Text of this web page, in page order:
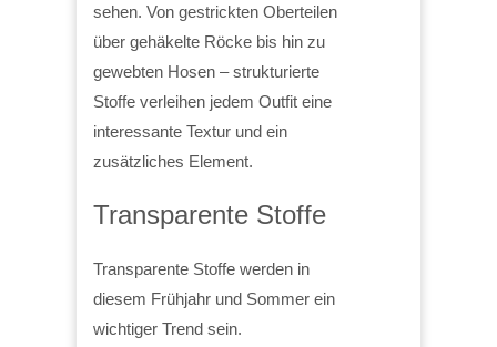
sehen. Von gestrickten Oberteilen
über gehäkelte Röcke bis hin zu
gewebten Hosen – strukturierte
Stoffe verleihen jedem Outfit eine
interessante Textur und ein
zusätzliches Element.
Transparente Stoffe
Transparente Stoffe werden in
diesem Frühjahr und Sommer ein
wichtiger Trend sein.